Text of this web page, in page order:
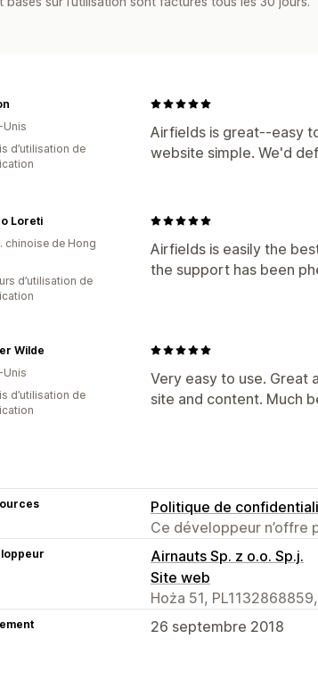
Airfields is great--easy
website simple. We'd
Unis
d’utilisation de
Airfields is easily the
the support has been
Loreti
chinoise de Hong
d’utilisation de
Very easy to use. Great
site and content. Much
Wilde
Unis
d’utilisation de
Politique de
Ce développeur n’offre
Airnauts Sp. z o.o. Sp.j.
Site web
Hoża 51,
26 septembre 2018